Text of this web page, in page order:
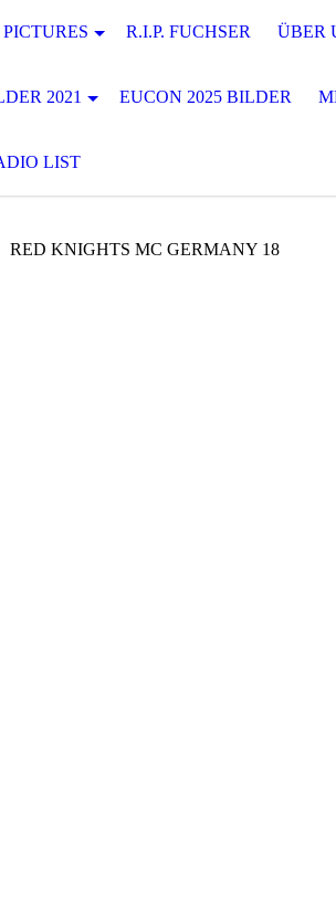
R.I.P. FUCHSER ÜBER
2021 EUCON 2025 BILDER
LIST
RED KNIGHTS MC GERMANY 18